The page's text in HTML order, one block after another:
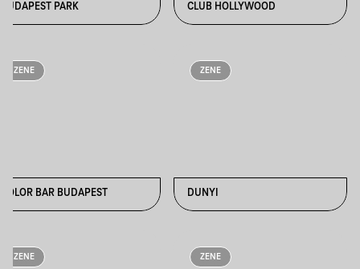
BUDAPEST PARK CLUB HOLLYWOOD
ZENE
COLOR BAR BUDAPEST
ZENE
DUNYI
ZENE ZENE